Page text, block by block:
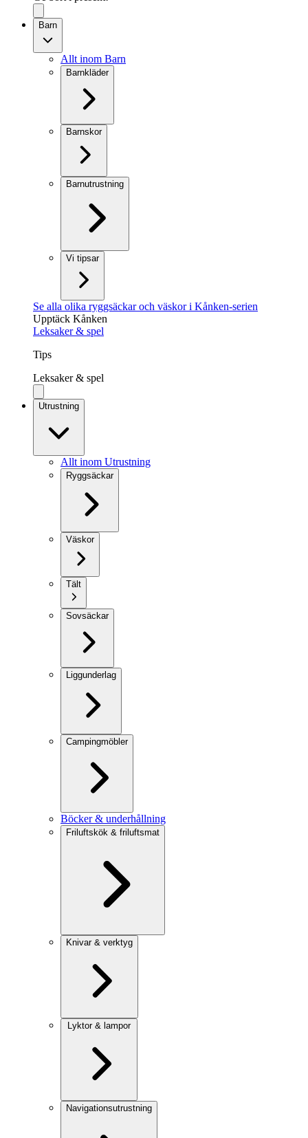
Barn
Allt inom Barn
Barnkläder
Barnskor
Barnutrustning
Vi tipsar
Se alla olika ryggsäckar och väskor i Kånken-serien
Upptäck Kånken
Leksaker & spel
Tips
Leksaker & spel
Utrustning
Allt inom Utrustning
Ryggsäckar
Väskor
Tält
Sovsäckar
Liggunderlag
Campingmöbler
Böcker & underhållning
Friluftskök & friluftsmat
Knivar & verktyg
Lyktor & lampor
Navigationsutrustning